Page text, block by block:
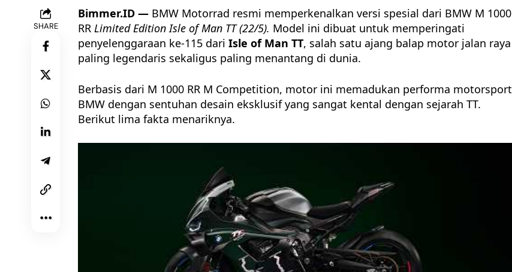
SHARE
Bimmer.ID — BMW Motorrad resmi memperkenalkan versi spesial dari BMW M 1000
RR Limited Edition Isle of Man TT(22/5). Model ini dibuat untuk memperingati
penyelenggaraan ke-115 dari Isle of Man TT, salah satu ajang balap motor jalan raya
paling legendaris sekaligus paling menantang di dunia.
Berbasis dari M 1000 RR M Competition, motor ini memadukan performa motorsport
BMW dengan sentuhan desain eksklusif yang sangat kental dengan sejarah TT.
Berikut lima fakta menariknya.